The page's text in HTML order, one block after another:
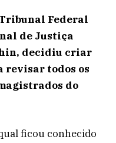
Federal
de Justiça
decidiu criar
revisar todos os
do
ficou conhecido